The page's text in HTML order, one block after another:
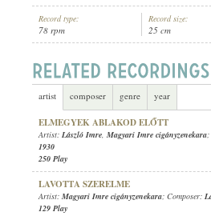
Record type:
78 rpm
Record size:
25 cm
artist composer genre year
ELMEGYEK ABLAKOD ELŐTT
Artist: László Imre, Magyari Imre cigányzenekara;
1930
250 Play
LAVOTTA SZERELME
Artist: Magyari Imre cigányzenekara; Composer:
129 Play